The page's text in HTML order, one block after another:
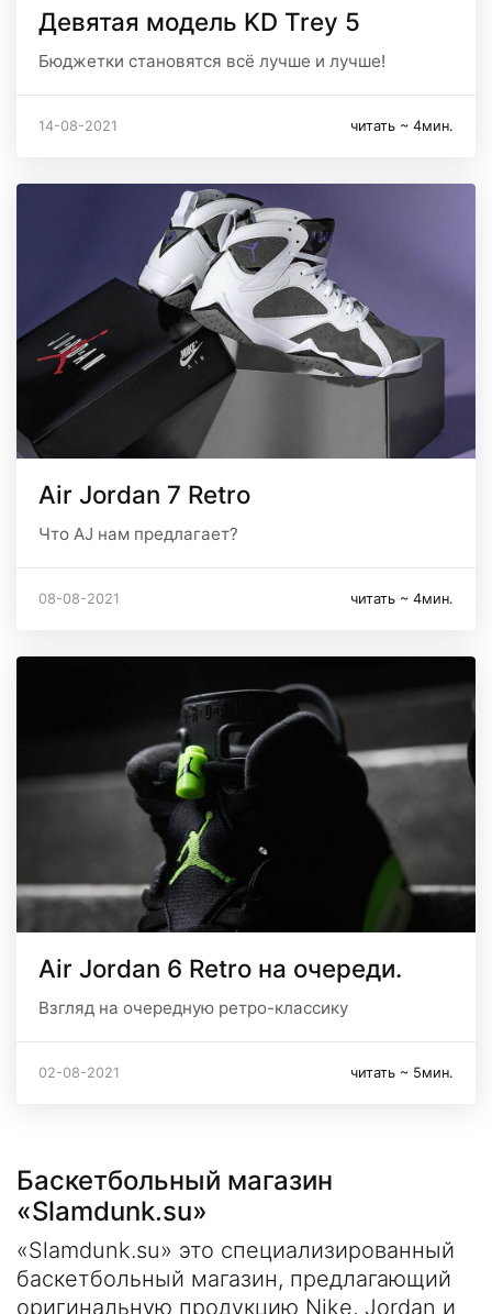
Девятая модель KD Trey 5
Бюджетки становятся всё лучше и лучше!
14-08-2021 читать ~ 4мин.
Air Jordan 7 Retro
Что AJ нам предлагает?
08-08-2021 читать ~ 4мин.
Air Jordan 6 Retro на очереди.
Взгляд на очередную ретро-классику
02-08-2021 читать ~ 5мин.
Баскетбольный магазин
«Slamdunk.su»
«Slamdunk.su» это специализированный
баскетбольный магазин, предлагающий
оригинальную продукцию Nike, Jordan и